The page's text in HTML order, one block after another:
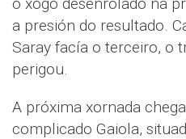
a presión do resultado.
Saray facía o terceiro, o
perigou.
A próxima xornada
complicado Gaiola,